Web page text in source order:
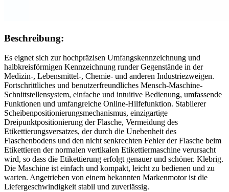
Beschreibung:
Es eignet sich zur hochpräzisen Umfangskennzeichnung und
halbkreisförmigen Kennzeichnung runder Gegenstände in der
Medizin-, Lebensmittel-, Chemie- und anderen Industriezweigen.
Fortschrittliches und benutzerfreundliches Mensch-Maschine-
Schnittstellensystem, einfache und intuitive Bedienung, umfassende
Funktionen und umfangreiche Online-Hilfefunktion. Stabilerer
Scheibenpositionierungsmechanismus, einzigartige
Dreipunktpositionierung der Flasche, Vermeidung des
Etikettierungsversatzes, der durch die Unebenheit des
Flaschenbodens und den nicht senkrechten Fehler der Flasche beim
Etikettieren der normalen vertikalen Etikettiermaschine verursacht
wird, so dass die Etikettierung erfolgt genauer und schöner. Klebrig.
Die Maschine ist einfach und kompakt, leicht zu bedienen und zu
warten. Angetrieben von einem bekannten Markenmotor ist die
Liefergeschwindigkeit stabil und zuverlässig.